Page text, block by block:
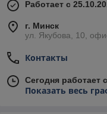
Работает с
г. Минск
ул. Якубова, 10,
Контакты
Сегодня работает
Показать весь